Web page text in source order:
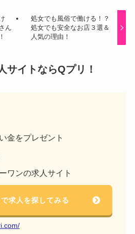
ん
処女でも風俗で働ける！？
処女でも安全なお店３選＆
人気の理由！
サイトならQプリ！
金をプレゼント
ワンの求人サイト
求人を探してみる